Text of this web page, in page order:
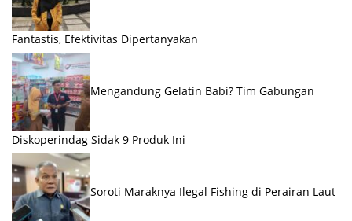
Fantastis, Efektivitas Dipertanyakan
Mengandung Gelatin Babi? Tim Gabungan
Diskoperindag Sidak 9 Produk Ini
Soroti Maraknya Ilegal Fishing di Perairan Laut